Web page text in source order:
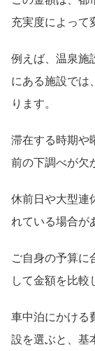
充実度によって
例えば、温泉施
にある施設では
ります。
滞在する時期や
前の下調べが欠
休前日や大型連
れている場合が
ご自身の予算に
して金額を比較
車中泊にかける
設を選ぶと、基